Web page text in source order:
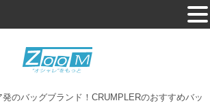
のバッグブランド！CRUMPLERのおすすめバッ